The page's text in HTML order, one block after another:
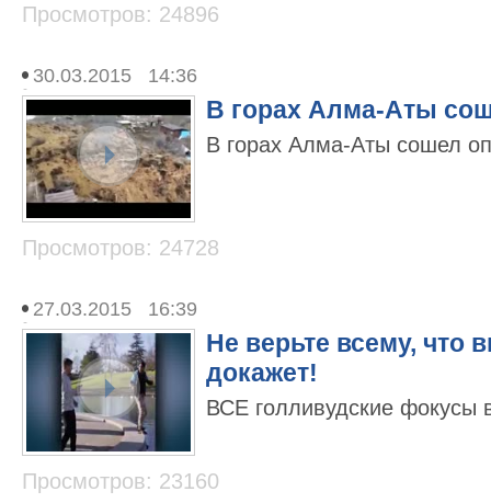
Просмотров: 24896
30.03.2015 14:36
В горах Алма-Аты
В горах Алма-Аты сошел
Просмотров: 24728
27.03.2015 16:39
Не верьте всему, что
докажет!
ВСЕ голливудские фокусы
Просмотров: 23160